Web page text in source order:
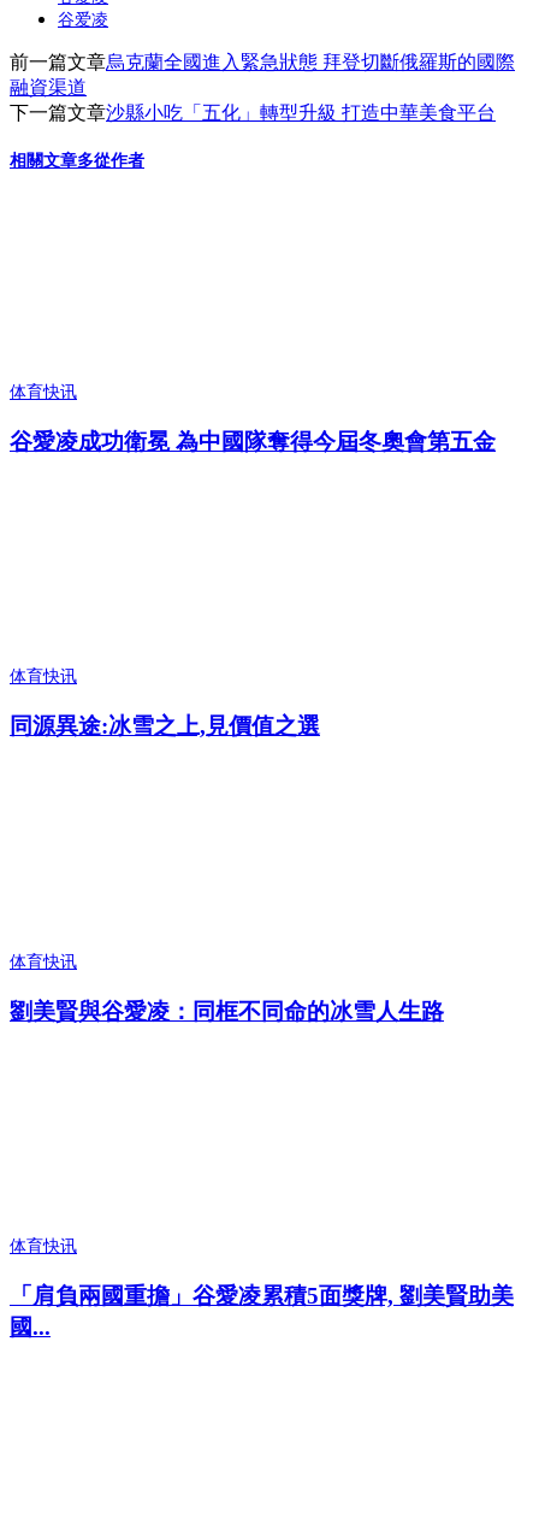
谷爱凌
前一篇文章烏克蘭全國進入緊急狀態 拜登切斷俄羅斯的國際
融資渠道
下一篇文章沙縣小吃「五化」轉型升級 打造中華美食平台
相關文章多從作者
体育快讯
谷愛凌成功衛冕 為中國隊奪得今屆冬奧會第五金
体育快讯
同源異途:冰雪之上,見價值之選
体育快讯
劉美賢與谷愛凌：同框不同命的冰雪人生路
体育快讯
「肩負兩國重擔」谷愛凌累積5面獎牌, 劉美賢助美
國...